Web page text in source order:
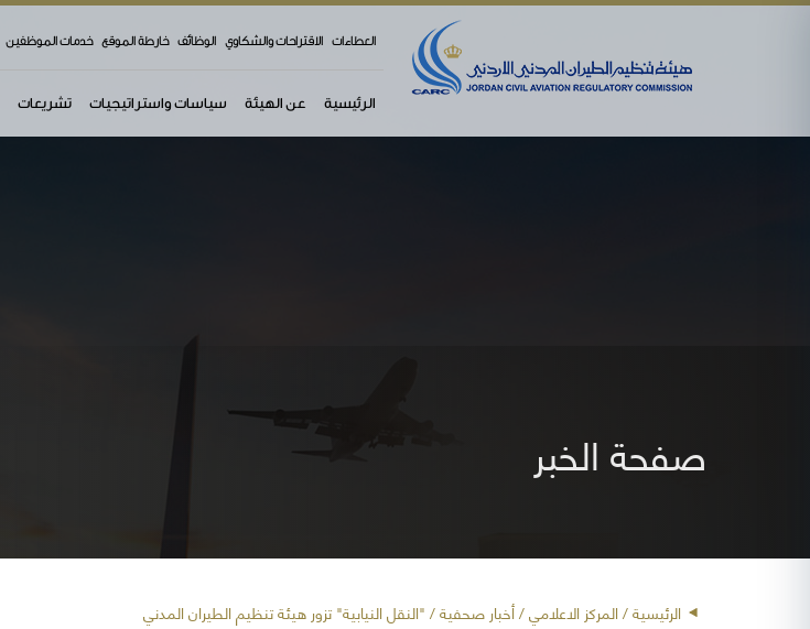
العطاءات الاقتراحات والشكاوي الوظائف خارطة الموقع خدمات الموظفين
الرئيسية عن الهيئة سياسات واستراتيجيات تشريعات
صفحة الخبر
الرئيسية/ المركز الاعلامي /أخبار صحفية/ "النقل النيابية" تزور هيئة تنظيم الطيران المدني